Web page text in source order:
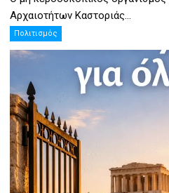
Αρχαιοτήτων Καστοριάς...
Πολιτισμός